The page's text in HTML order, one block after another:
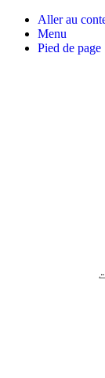
Aller au
Menu
Pied de page